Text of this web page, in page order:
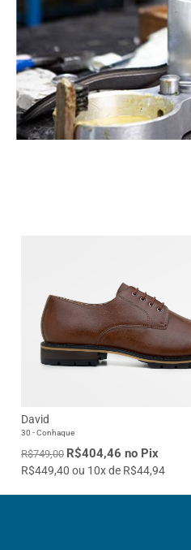
David
30 - Conhaque
R$749,00 R$404,46 no Pix
R$449,40 ou 10x de R$44,94